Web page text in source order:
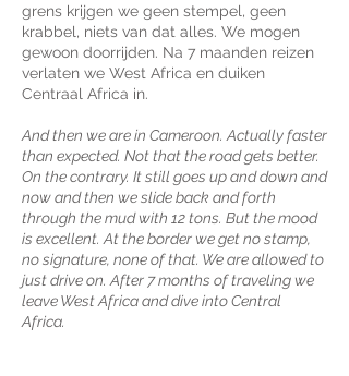
grens krijgen we geen stempel, geen
krabbel, niets van dat alles. We mogen
gewoon doorrijden. Na 7 maanden reizen
verlaten we West Africa en duiken
Centraal Africa in.
And then we are in Cameroon. Actually faster
than expected. Not that the road gets better.
On the contrary. It still goes up and down and
now and then we slide back and forth
through the mud with 12 tons. But the mood
is excellent. At the border we get no stamp,
no signature, none of that. We are allowed to
just drive on. After 7 months of traveling we
leave West Africa and dive into Central
Africa.